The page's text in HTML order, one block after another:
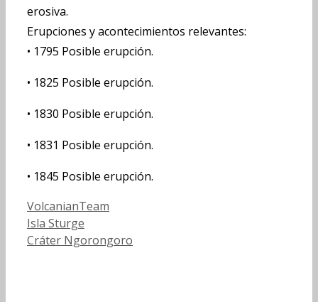
erosiva.
Erupciones y acontecimientos relevantes:
• 1795 Posible erupción.
• 1825 Posible erupción.
• 1830 Posible erupción.
• 1831 Posible erupción.
• 1845 Posible erupción.
Categorías
VolcanianTeam
Isla Sturge
Cráter Ngorongoro